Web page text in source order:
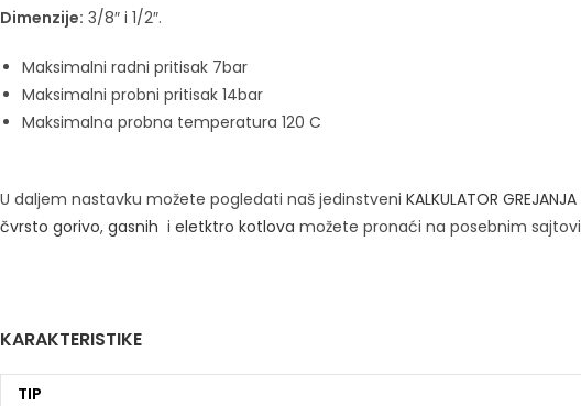
Dimenzije: 3/8″ i 1/2″.
Maksimalni radni pritisak 7bar
Maksimalni probni pritisak 14bar
Maksimalna probna temperatura 120 C
U daljem nastavku možete pogledati naš jedinstveni KALKULATOR GREJANJA
čvrsto gorivo, gasnih i eletktro kotlova možete pronaći na posebnim
KARAKTERISTIKE
TIP